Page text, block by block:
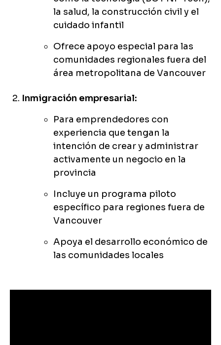
la salud, la construcción civil y el
cuidado infantil
Ofrece apoyo especial para las
comunidades regionales fuera del
área metropolitana de Vancouver
Inmigración empresarial:
Para emprendedores con
experiencia que tengan la
intención de crear y administrar
activamente un negocio en la
provincia
Incluye un programa piloto
específico para regiones fuera de
Vancouver
Apoya el desarrollo económico de
las comunidades locales